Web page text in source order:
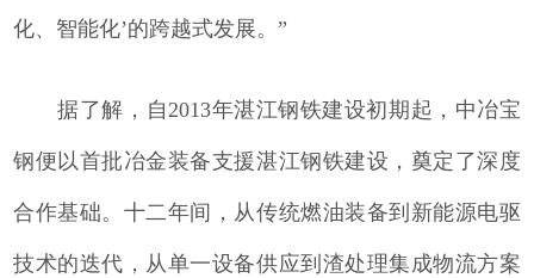
化、智能化’的跨越式发展。”
据了解，自2013年湛江钢铁建设初期起，中冶宝
钢便以首批冶金装备支援湛江钢铁建设，奠定了深度
合作基础。十二年间，从传统燃油装备到新能源电驱
技术的迭代，从单一设备供应到渣处理集成物流方案